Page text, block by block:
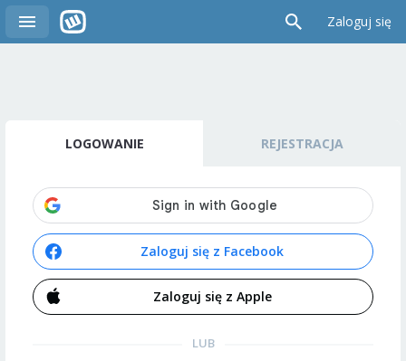
Zaloguj się
LOGOWANIE REJESTRACJA
Zaloguj się z Facebook
Zaloguj się z Apple
LUB